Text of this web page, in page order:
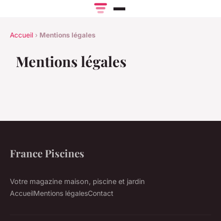
Accueil › Mentions légales
Mentions légales
France Piscines
Votre magazine maison, piscine et jardin
AccueilMentions légalesContact